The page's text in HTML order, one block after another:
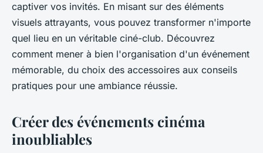
Emma•12 octobre 2024•3 min de lecture
captiver vos invités. En misant sur des éléments
visuels attrayants, vous pouvez transformer n'importe
quel lieu en un véritable ciné-club. Découvrez
comment mener à bien l'organisation d'un événement
mémorable, du choix des accessoires aux conseils
pratiques pour une ambiance réussie.
Créer des événements cinéma
inoubliables